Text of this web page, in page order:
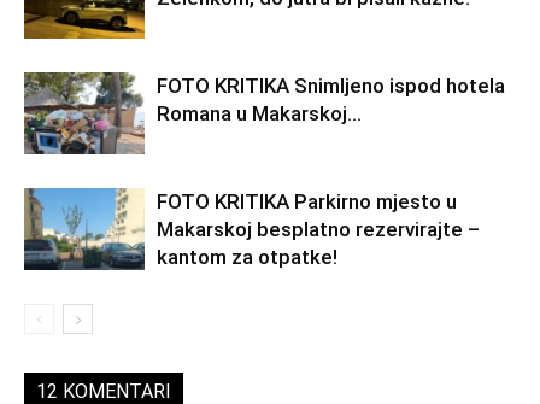
FOTO KRITIKA Snimljeno ispod hotela
Romana u Makarskoj…
FOTO KRITIKA Parkirno mjesto u
Makarskoj besplatno rezervirajte –
kantom za otpatke!
12 KOMENTARI